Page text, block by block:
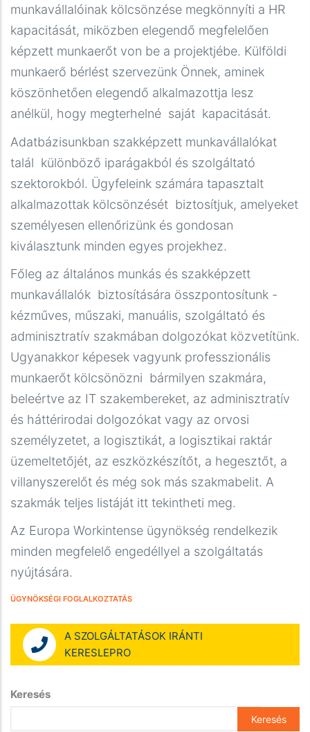
munkavállalóinak kölcsönzése megkönnyíti a HR
kapacitását, miközben elegendő megfelelően
képzett munkaerőt von be a projektjébe. Külföldi
munkaerő bérlést szervezünk Önnek, aminek
köszönhetően elegendő alkalmazottja lesz
anélkül, hogy megterhelné saját kapacitását.
Maximizar el capital inicial es la meta de cualquier
estratega de juegos de azar, y para ello es vital
aprovechar las mejorespromociones de
bienvenida en casinosactuales. Estas ofertas
pueden incluir desde duplicar tu primer depósito
hasta paquetes de giros gratuitos en las
tragamonedas más populares del momento. Es
fundamental analizar los términos de cada bono
para elegir aquel que se adapte mejor a tu estilo
de apuesta y presupuesto. Un buen bono de
entrada no solo extiende tu tiempo de juego, sino
que aumenta significativamente tus posibilidades
de obtener una victoria importante desde el primer
día.
Adatbázisunkban szakképzett munkavállalókat
talál különböző iparágakból és szolgáltató
szektorokból. Ügyfeleink számára tapasztalt
alkalmazottak kölcsönzését biztosítjuk, amelyeket
személyesen ellenőrizünk és gondosan
kiválasztunk minden egyes projekhez.
Főleg az általános munkás és szakképzett
munkavállalók biztosítására összpontosítunk -
kézműves, műszaki, manuális, szolgáltató és
adminisztratív szakmában dolgozókat közvetítünk.
Ugyanakkor képesek vagyunk professzionális
munkaerőt kölcsönözni bármilyen szakmára,
beleértve az IT szakembereket, az adminisztratív
és háttérirodai dolgozókat vagy az orvosi
személyzetet, a logisztikát, a logisztikai raktár
üzemeltetőjét, az eszközkészítőt, a hegesztőt, a
villanyszerelőt és még sok más szakmabelit. A
szakmák teljes listáját itt tekintheti meg.
Az Europa Workintense ügynökség rendelkezik
minden megfelelő engedéllyel a szolgáltatás
nyújtására.
ÜGYNÖKSÉGI FOGLALKOZTATÁS
A SZOLGÁLTATÁSOK IRÁNTI
KERESLEPRO
Keresés